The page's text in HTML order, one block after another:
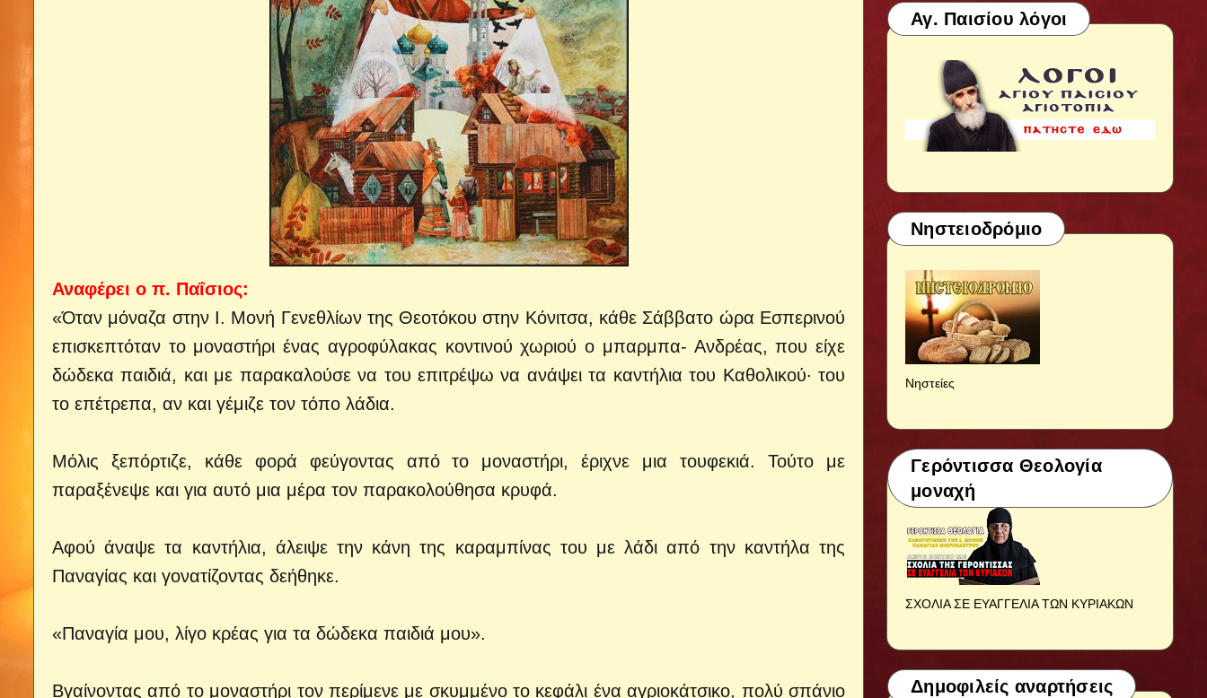
Αναφέρει ο π. Παΐσιος:
«Όταν μόναζα στην Ι. Μονή Γενεθλίων της Θεοτόκου στην Κόνιτσα, κάθε Σάββατο ώρα Εσπερινού
επισκεπτόταν το μοναστήρι ένας αγροφύλακας κοντινού χωριού ο μπαρμπα- Ανδρέας, που είχε
δώδεκα παιδιά, και με παρακαλούσε να του επιτρέψω να ανάψει τα καντήλια του Καθολικού· του
το επέτρεπα, αν και γέμιζε τον τόπο λάδια.
Μόλις ξεπόρτιζε, κάθε φορά φεύγοντας από το μοναστήρι, έριχνε μια τουφεκιά. Τούτο με
παραξένεψε και για αυτό μια μέρα τον παρακολούθησα κρυφά.
Αφού άναψε τα καντήλια, άλειψε την κάνη της καραμπίνας του με λάδι από την καντήλα της
Παναγίας και γονατίζοντας δεήθηκε.
«Παναγία μου, λίγο κρέας για τα δώδεκα παιδιά μου».
Βγαίνοντας από το μοναστήρι τον περίμενε με σκυμμένο το κεφάλι ένα αγριοκάτσικο, πολύ σπάνιο
Αγ. Παισίου λόγοι
Νηστειοδρόμιο
Νηστείες
Γερόντισσα Θεολογία
μοναχή
ΣΧΟΛΙΑ ΣΕ ΕΥΑΓΓΕΛΙΑ ΤΩΝ ΚΥΡΙΑΚΩΝ
Δημοφιλείς αναρτήσεις